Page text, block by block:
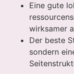
Eine gute
wirksamer
Der beste
sondern